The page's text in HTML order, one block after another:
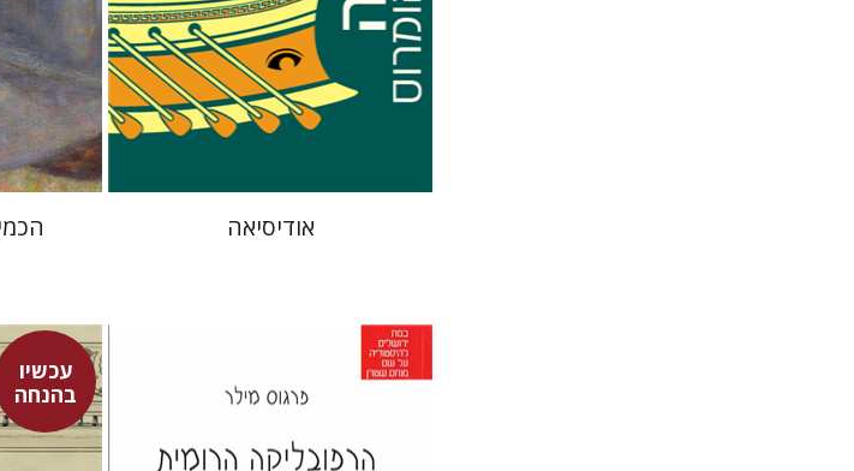
עכשיו בהנחה
$32
$23
אודיסיאה
פרגוס מילר
עכשיו
בהנחה